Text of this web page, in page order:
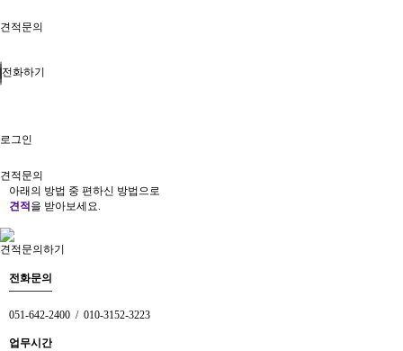
견적문의
전화하기
로그인
견적문의
아래의 방법 중 편하신 방법으로
견적을 받아보세요.
견적문의하기
전화문의
051-642-2400 / 010-3152-3223
업무시간